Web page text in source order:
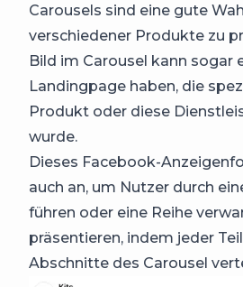
Carousels sind eine gute
verschiedener Produkte zu
Bild im Carousel kann sogar
Landingpage haben, die
Produkt oder diese
wurde.
Dieses Facebook-
auch an, um Nutzer durch
führen oder eine Reihe
präsentieren, indem jeder
Abschnitte des Carousel